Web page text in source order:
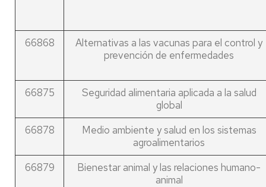
66868
Alternativas a las vacunas para el control y
prevención de enfermedades
66875
Seguridad alimentaria aplicada a la salud
global
66878
Medio ambiente y salud en los sistemas
agroalimentarios
66879
Bienestar animal y las relaciones humano-
animal